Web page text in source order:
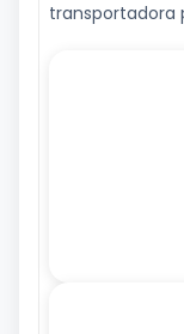
transportadora